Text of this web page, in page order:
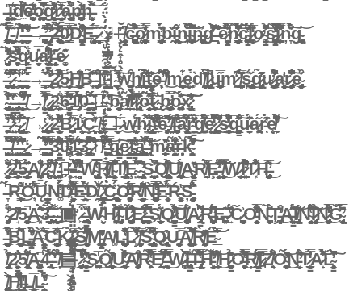
̶̧̨̳̝͕̲̭͙̎ì̶̛̤̹̼̯̣̠͓͖̙͍̭̑̌̌̾͐̋͠͠ḏ̸̫̓͌̎̐̀̇̈́͘͠e̶̬̮̹̺̗͍̜̹͔̺͙̜̫̭̦͗̏̒̔̾̈̏̏͘̕ǫ̴̼͙̪̬̓̅͆̅̇̐̇͝͠g̷̛͈͔̰̘͓͍̼̲̦̯̳̩̐̀̔͗̾̊̓͜͜ͅŗ̷̩͇̳͙͔͉̩̮͙̗͈̰͉̒̅̽̊͛̀̏͘͘͘͘ä̶̧̜̲̥̬̹̘̰̤͍̱̠̖́͑͊̉̐̚p̶̨̠̭̩̪͕̣͈̙̀̀̾͛͊̒̕h̶̩̺̝̘̥̬̀̋̏̈́͋͝
̸̡͇͚̜͓̝̬̭͔͍͍̺̏̑̊͗͗͑̅̈́̈́̃̈́͊̿͝ͅͅ ̵̻̲̝̦̖͉͕̺̽ ̸͍̰͑ ̵̩̞̙̼̬͆̇̀͌̒̄̀̐̊̃̽̒͘̚ ̶̠̗̫̮̤̯̻̼͆̋̎͛̓̋͗̏̐͌̕͠͝→̶̢̛̙̪̞̱̻̜̝͗̽͗͛̊̽̋̆̏͂̚ ̶̡̳̩̈́̆͐͂͌̇̋̆̋̀̀̐̀̓͘2̶̢̨̹̣̼͚̠̭̼͆̎̒̅̃́̈́̀̈́̽͜0̷͇͔͋̌̿̎̄Ḋ̴̡͎͓͔̺͔̪̳̓͆͒͒̀̾͊̓Ę̶̹͎͓̻̬̭̫̜̩͙̟͍̖̆̈́̅̂́̄͠ͅ ̷͉͙̞͇̻̈̌ͅ◌̷̠͈̞̺̫̯͎̮͔͚̝͓̠̒̒̀̈́̐̔͛̐͘͠͝⃞̶̧̨̨̭͎̥̖̝̼̖̥̝̯̤̋̆̕ͅ ̸̧̦̣̳̭̰̬̟͆̎͝c̶̢̡̯̣̖̝͕̱̥̜̱̩͍̮̪̅͒͊̑́̃̐͋͝ǫ̷͇̣̰͙̻͚̈́͐̎̾̓̿ͅm̴̡͎̹̗̻̩̼͇̠͖̀̓̏̈́͊́͘ͅb̵̗̊̏ḯ̵̢̲̰̭͈͕͍̗͕̫̭͕͌͐̍͗̋͜n̴̦̯̟̆̉̐͜͝i̴̧̡̱̖̦͚̗̲̺̱͌̀͒̃̑̈́̚͘͝͝n̶̨̢̫͚̩̞̪̜̙͈͉͉̯̬̘͐g̴̠͐̇̀̎̀̓̎̈̆͌̚͝͝͠͝ ̶̝̎͛͆̾̾ͅè̷̛̳̟̺̱̼̮͈͉͉̣̽͂̐̑̀̿̂̀̈́̾̋ͅn̷̡̬̜̩̬͇͇̱̼̭͙̘̟̗͙͋̓̇̂̊͊̉̅̉̃́͆͝c̴̳̪̥̩̖̠̅̄̇̃̋̊͗̅͌̊̔̈́͘͜l̷̮̞͚̅͋̋̈́̑̒̋̋͛ơ̴͚̳̘͕̹͎̾̂͑͆̄̂̈̉̽̚͜͝s̵̨͓͈̺̯͕̳̤̩̪̯̙̜̺̓̃̆́̓̒̾̽̐̉̌͘̕ͅi̷̞̠͖̙͕̖̙̥͇̰͌̑̃͛͑̾̾͒̿̎̌́̀͋̚ņ̴̞̐̐̉́̽̈́͂͑͠g̴̨̢͉̺͔̯͝
̷̡̮̦̗͎̮͎̻̺̞̬̽̈͊̽̓̃̒͌̅̕͝ͅs̴̟̼͎͚͕̻̆̀͋͌̒̐̅̉̉̿̂̅̕͜q̷̹̱̳̟̀͋̓u̷̬̫̼̟̩̿̇̎̊a̷̢̡͔̰͖͎̘̭̩̳̠͐͆̈́̑̅͒͐̍͆̒͝ͅr̶̨̜̮͉̥̤̯̝͂̊͗̅ͅe̷̮͚̬͔͊̎
̶̧̛͚̫̬̜̰͚͔̫̖̞̞̌̉̉̋͌̈̏͂̎̍̇͜͠͠ ̷̧̡̗̲̞̤͖̦͍͈̻͎͑̂̀͗̈́̑̀̍̽̈́̀̋͒͒̚ ̴̮́̀͌́̕ ̶̧̧̺̘̘͉͇̣̗̠̻̦̦͇̩̆̾͗ ̵̗̥̞̮͍̙̻̎̍̃̉͛̋́→̵̨̙͇̙̄͑̏̈́́̽̄̈́́ ̵̢̖̖̭̒̓͌́͐̀̈̚͜2̷̼̥͙̫͋̎́͋̈́͒͛̀̔̐̇̿͜͝5̷̬̗͔̱̱͚̈́͜F̸̼̱̺̤͇̞͔̺̮̭͖͙̺͕͋̔͆͐͝͝B̶̫̟̫͙̄̃̂̋̋̆̾̽͝ ̵̡̯̯̠̿͂̎̎͒̚◻̵̲̰͂̌̉̋̑̿͑̀̇͊̌ ̴̛̟̹͖̩̣̦͙̞̩̠͉̣̖̖́̑̅̇͐̑̽̚͠w̴͉̳̠̥͖͒̍̑ͅḥ̸̺͕̩͇͇̔ȋ̵͎̪̯̘̪̥͚͓͖̟̬͚͑̃͌̃̃͂̈́́͋̓͜͠͠t̴̰̳̣̗̱̻͑̑͛̏̑̄̇̊͘e̶̦̩̖͕͂̈́͆͌̕ ̸̛͔̒͑̑͛͒̈̓͒̐́̐̐̔͜m̷̨̧̘͚͔̣̠̲̞̺͋̾͜ę̴͚̟̗́̀́̈͘͘ͅď̸̨̩̙̰̗͚͈͎̎̂̀̀̂̓̎̑̉̔̕ī̷̢̻̖̖̻̣̪̙̻͔͓̤̹̃̎̈́̕̚u̵̩̯̼̙͚͍̜̙̲͓̰̅̋m̷̰̱͔̈͆̒͝ ̸̧̟̫͓̙͖̺̰͓͂̊͑̿̂̈́́̒͠ͅș̵̢̠̫̞̠̲̮͎̤̗̻͕͖̈́͐͜q̷̢̫̹̱̝̣͙̃̔̑̋̊ͅư̷̡͇̺̗̤̠̤̾͂͑̉̉̈́̌͋̊̚͘a̴͍̞̮̹͓͔̝͕̭̒̍͗͜r̷̨̡̖̘͙̭̥̹̯̟̯̦͋̄̾̆̆̐͊̏͋̚͠e̴̡̜̗͓͓̮̲̯͖͎͒͗̀
̴̡̨̢̯͉̪͖͇͖̖̒̊̉̏̉̐ ̵̨̳͖̤͇̔̈͊̅ ̵̡̺̠̳̠̫̩͔͓̹̟͎̖͚͍̏ ̶̨̨̛̦͉̖͔̠̦̥͇͙͍̤͛̊̄̎̈́̈́̎̐̈́̕ͅ ̸̤̹̉͆̂̃́̋̋͜↛̛̤̗͕͙̳̦̯̜̞̺̖̋̀̿̎̊͂͒̓͜ ̷̧̢̨̻̮̹̗̣̟͔̹͙̘̥̄͜2̴͔͈̰̫͋͂̕͜6̶̧̳̘̬̺̭̜͈͂͑͛́̿̈́̌͆̊̕̕͜͜1̸̡͂̓̏͂͆́̽̌̑̋̀̀̽́0̶̧̙̳͔̙͍̫̮̲̗̣̗̮͂̈́̇͂ ̴̪̗̩͔̘̳̝̜̈́̆̋̈́̃̍͘☐̴̘̟̞̦̘̮̘̲̭̩̙͛͊́͗̒̓̕͠ ̴̝͔̮̻̙̞͉͙̣͍͕̉̔̆̂͠b̴̡͚͍̻̟̠̫̦͍͐͋͑a̸̛̲̼͔͖͇͉̒̃͂͝l̷̟͑̈̉͆̔̓̀̈͋̀ͅļ̷̢̯̺̟̘͓̆̽͋̔̅͘͘o̶͈͍̜̝̗̜̼̬̬̝̥͍̟͊̃̇̃̽̚t̷̠̲͍̣̭̞͚̖̙͚̲̣̯̗̀͌͜ ̴̢̗̆b̵̧̡̧̧̛̪̠͇̪͔̘̤͎̦̖̉̿o̵͓̫̤̥̟̠̪̽́́̾̌͂̃͠ͅx̷̢̡͖͕̯͇͈̱͕͙̾̈̾̽̓̑͆̕͝͠
̶̼̫͖̥͔͖͚̙̙̓̀̐͊͗ ̷̣̹͇̀̍̉̌̊͌̃́̌̓̀̕̕͝͝ ̴̢̛͖̤̯͍͐̾̀͘͠͠ ̷̢̲̟͕̙͉̻̖̖̗̹͚̈́̂̐̉̋̈́͂̉͠ͅ ̸̭͙̓→̷̧̢̠̹̪̠̔ ̷̧̱͇̣̪̺̙̫̆͗́́͋͘͘͝2̵̨͎̠̮͕̤̤̩̰̽̄͛̈́͗̇̀͌̓̀̚͝B̷̹̭̰̫̙̭͎͔̪̖̅́̃͊̂ͅ1̷̞̩̝̼̝̯̖̉̒̌͜Ç̵̻̫̝̼͙̽̓̍͂̀͛ ̸̨̼͔̦̝̹͓̮̖̗̙̇⬜̶̮̠͎̩̂ ̷́̄͜w̶̨̰͉̖͖̖̫̣̖͈̹̉͗̆̑͘ͅh̷̢͎̼̤̿̀́̋̋̄̚͘͘͝ì̴̧̢̥̬̦̝̌͐̑͛̀͗̾̕͝t̴̛͍̲̅̅̊̒̍̒́͒̉̎̍̈́͘͝è̴̡͉̘͖͍͕̹͖̦̙̦̇̈͂̇̂̂̚̕̚͜͝͠ ̸̛̱͈̌̈́̎͝͝l̶̨̧̛̦̺̩̣͖̪̹͚̿̔͋̊͊̍͒͒̂͠á̴̢̧̢̡̞̗̼͎̣̻̘͎͋̀́͌̏̈̅͑́̔̂̓̀̐ͅr̴̛̳͙̀̓̓̋̿͒̔͘͘g̸͇͔͙̤̭̺͊̋͒̿̐̈́́͗́͑̉̑̂͝ͅę̷̢͇͍͔͔͔̠̮͍̩̣̙̟͉̀͌͂̇̈́̑͛͆̒͒ ̷͚̬̫̼̓̾̀̓̋̅̄͌̽̓̚͜s̷̨͖̼̰̦̣̤̭̲̲̼̭̐̒͋̽̾̒̿́̍̓̑̊̚͜q̵̨͉͔̝̫̝̭͇̙̦̩̟̳̪͙̐̋̅̽̐̂̾͠u̷̱̼̩͍̾͂́̈́̂ä̷̧̤͚̱́̆ŗ̵̓̀̇̀͊́̄͘ͅę̸̛̰̞͊̀̾͆̊̍̽̒̀̌̔̽͌͠ͅ
̶̣̟̺̻͔̥͋̌̉͌ ̸̨̝͖̲͌̈̎̈́̀̃͑̈͂̿ ̶̣̝̗̬̙̱̺̮̫̮̫̟̝͒̀̓͊̀̈͜ͅ ̵̖̠͕̞̹̉̆͂̏͆̔̾̾̚͘ ̷̡̦͚̼͇̖̥͉̠̒→̶̢̛̲̬͙̪̞̹͍̬̅̓͑̽̈͐̊́͒̃͌̃͝͝ ̵̡̡̼̰̬̹̖̙̝̙͊̔̈͌̿̑̆̈́̾̕͝͝ͅ3̵̙̳͓͉̊̓̾͒́̽̌͐͗̚͘̚̕͝͝0̵͕̪̿̌̾͋̇̀̕͠1̶͚̤̲̹͔̠͗̓̂̏͛̾̎̋̆́͠3̵̨̝̪͍͇̝͎̯̙̫͕̬̞̇̈́͒̋̾͋̎̆̾͑̐͝ͅ ̷͎͕͎̾̊͒̋̏̆̀͒̀͒͘̕͘͝〓̸̢̟̻̗̼̬̩̑͂̋͗̆̈́̔̅̚ͅ ̶̛͚͕̻͉͍̪̍̈́̈͑̊̿͛́̃͊̌̓̃͝g̵̹̙̣̮̟̹̺̜͙͈̭̳͐̾͜͠ͅe̷̬̟̯̯̤͙͕̳͊̎͜͜͝t̵̢̡̛̤̳̮͈͇̟̩̫̟̜̐͐̒̌̌͜͜͝ͅa̵̧̲͉͖̫͇͚̼̹̺̙͈͈͈͆̔͋͒̀͘͝ ̵̢̛̓̍̀̊́̚͝m̷̠̙̥̙͙̆̽̎̽ä̶̩̰̟̗̮̘̤͕̆̒̃̄͒̒̓̏̓r̵͎̞̜̝͎̙̀͛k̴̨̨̥̭̥̫͍͍̘͉͙̮̖͔̝̊́̓̒̈́͂̃̀͘̚̕͠
̷̧̜͕̰͖̘̥̰̮͖͉͈̣̇͗̈́̊͗̓̐͂̄̇̑̽͜2̶̹̹͇͔͔̘̮͍̭͒̅̇̃͂̆͐̈́̽͝5̶̨͇̤̥͙͓̮̮͔̏͂̽͐̆̆̀̆̉ͅA̸͕̘̳͎̪̟̹͉͗̐̍͋̕2̴͍̻̖̪̇̓̈́͗͌͌͒͘ ̸̨̣͉͎͉̱͗͊͊̽̔̎̄̀͌̓̌͜ ̵͚̘̪͓͉̯͍̹̳͔̹͍̓̀̿▢̶̥̹̼͚͕͍̘̓͛͒̀̏̈͂̇ͅ ̶̘̭̎̉̂̀̉̌̒̇͛̑̉̐̕̚ ̴̻̦̈́͂̉͋̔̈́̇̇̉̀̒́̚͝W̴̢͓̺̝̫͕͈͍̤̄̿̿̔̿́͊͝Ḩ̸̥͇̊̄̎I̴̦̮͓̮̭̳̖̹͙̙̜͖̅͋̊̐͆͛̋̎̅͘͝ͅT̸̢̡̛͕̩̘͓̞͇̗̓̍̄͑̔̓̎̆͛̐͑̕͘Ȩ̴͔̫̤̈́̄̅͆͛ͅ ̴̢̛̯̦̬̠̙̠̖͆̌͊̕S̵̙͙͇̺̠̲͙͎̹̰͔̼̻̰̀͒̽̍̚͠Q̸̢̨̳̘͍͇͕̱̪͈̖̤̣̽̋̍͒̍̔̉̔̐̋͝͠͝U̸̧̨͖̗͇̪̭̦̓̇́̓͜A̴̡̨̛̤̦̗̮̮̳̯͓͉̽̔̄̍R̸͉̺̖͑̐̽̾̀̀̅Ȩ̶͎͙̜͙̬̙͔̯̏̓̓̌͑͌̎͊̕͝͝ ̸̮̰̠͉̹͎̝͙̣͎̜̥̘͂̈̽̐͆̿̎̄̏͐̃͜͠͠W̷̙̦̭̠̞̖̯̜͊I̷̛͓̯͇̓̆̉́͗͋͛͒̄͆͝T̷̙͔̈̋̂͋̏̾̾͐́͝͝H̶̡̺̞̣̰̫̬̯͒̅̑̏̕͜͝ͅ
̶̞́̃͆͘R̴̥͇͎̭̩̥̩̟̱̥̐̇̑͌͜Ö̵͉̹́͊͐̈́̅͋͝Ų̴̣̳̮̠̟̱̭̳̈́ͅͅN̴͚̈́̌̋̈́̈́̓͗͝D̶̻̟̬͖͐͛̀̾͛͒̒͌́͌̔̿̀E̶̱̤̯̲͕͌͐̀͐̈́̔̀͊D̸̦̰̄̽͋̀͐͝ ̷̦̖̞̹͖͇̱̳͈̪̑̈́̑̓̆͜͜͜͜C̴̢̢̨̲̲͎̜͉͕̙̠̏̈́O̶͚͖͍̻͉̥͔̅̓̋̋́̅̽͛̒̆́̚R̸̲̟̮̝̰̦͙̣̱̼̍̆̾̎͌͂̋̄͋̇̚͝͠͠Ǹ̶̨̺̲͉͙͉̺̬̺͍̬̟͚̿̿̔͆͒̕È̵̹̮̥̩̈́̈͊̾̉̑Ŕ̵̜̫̝̘̩̭͓̹͑͑͝Ș̵̡̡̨̰͔̟̬̰̞̹̞͍̋͆̐̋́͘ͅ
̴̧̡̲͓̘̙̹̖͕͔̦͕̱̙̖̓͋̈́͑2̸̘̌̓͂̄5̵͚͈̜̭̮͔̥̰̼̙̚͜A̴͓͑̂̽͂̀̀̽̀͛͝͝3̶̡̰̼̻̱͇͍̯̦̃͗̅̽̏͘͝͝ ̴̢̫͕̹̠̤̥͓̀͋͌͜ ̵̜̗̰̱̕ͅ▣̵̛̤̤̔ ̷͖͒̍̿͘ ̶̢̫̼͇̳̪̲̆̊̚͘W̴͖̬̽̀̈́́̀̆͘͘H̷̛͖͖̲͕̩̤̫̣͚̞́̀̆͑̑̽͌̀͝͠͝͝I̴̡͓̖͍̺̝͈̲̱͍̲͋̄͛͝T̷̨̡̧͈̜̝̱̮̪̤͓̹̩̃̊͒̋̈̓̑͗͠͝E̷̛̯̻̪̬̻͓̣̦̪̙̟̜̜̗̓̑̐̑͜ ̶̩͔̞̲̝͉͚̤̣͚́̊͆̀̆͑͂̿̈́̋͐̚S̸̨̩̲͙̯̟̠̙̠̙̯̈́͐͛Q̷̨̥̬͖̮̝̗̤̬̭̪̳̎̄̇̉̔͑͋͋̽͋̓̓͘͜͝͠Ū̸̡̼̞͚͕̺͕̘̻̐̈́A̷̢̭̳̯͌͆̇̀̍̕R̶͎̱̟̫̪̗̻͔͆̽̈́̏̅̂̕͘E̶͔̯̪͓̾̂͊ ̷̛̱͍̍̔̈́̑͌͘Č̷̦̮̪̱̻͕̺̟͚̱͗O̵̦̞̹̼̹̞̬̝̱̜̱̯̘͊͛̊̽̿͋̈̏̍̉̒̐͘̕N̴̬̞͙̪̊̈́̐̃Ţ̵̦͕͈̪̥̣̘͔̞̓͗͒̓̐̕͜ͅA̶̗̭̰͈̳͓̱̟̼̼͑̑̈̋̌̈́͋͊͝I̸̢͎̻̼̤̗̩̮̼͑̎̐͛͐͘͝N̴̻̬̤̘̗̜̽́̽̔͐̑̑̅̑̆͌́̐̚͠Ï̷̡̞̯̩̮͖̗͑̉̑͂̽̎̄͜͝N̷̡̨̼͈̲̰̭͍͗̓͒̄̉͋̔̍̓̈́̿͑̈́̚͜Ǧ̴̨̢̛̬̟̼̱͍̩̏͑̿̌̃̿̏̈́̉̂̇
̶̨̧̘̠͍̲̺̝͖̣̭͖͕̞͖͒̿̈́̓̀̒̐͝B̵̧̼͈̙͚̘͎̠͖̲̭̩̋̅́̑̅͆͜L̵̛̤̙͉̳̫̺̼̦͚͇͍̭̣̯̍̌͒̑̆̒̊̈́̀̽͊̕͘͠ͅÀ̴̛̘͉̤̖͈̖̳̯̦̗̄̉̏̾̿̏̌͝C̶̨͈̲̻̟̤̺̭̜̙̹̖͍̔̅͗͋̆̿̄K̷̨̨͈̬̻̺̗͇̟͔̼̯̀͛͗̃͘ ̷̧̗̼̰̗̩͎͎̦͍̭͓̝̋̌̊̅̽̇͜ͅŠ̸̮̘͍͓͓̗̘̫̹̌̌͒͗̈́͆̋̒̑̂̈́͐̚̕M̵̧̨̛͓͉̲͇̦͚̮̳̙̑̄̔̓͐̌͗̆̒͂̕A̸͚̓L̵̛̝̹̠̠͉̙̗̝̺͈͖̠̞͖̽̒̑͋̏̇̽̚͝L̷̝̀̌̆͒̓̃̈̕͘͝ ̸̛͓̰̝̣̫͍͎̖͓̟͙̈̉̔̿́̍͠S̴̢̱͍̲̙̯̻͔͖̦͇̐͌̌̀̏͐͐̐̀̓̅̐̃́Q̷̢̢̣͕͖̩̖̥̍̂̑͑U̵̯̱̬̞̩̻̖̫̘̟̬̿̇͠Ą̸̧̲̜͙͍̭̼̫͖̥͈͇͖͎͌͊́̿̀̋͆̃̈́̈́̊́͠Ȑ̸͖͕̦̗͓̰̰͊̓̋̒Ë̴̲̲̀̅̏̌̃͂̀̊͝͝͝
̸̢̘͎̬̯̝͙̓̔̉͗̆͝͝2̷͖̘̞̳̟̗̙̝̩͕͔̐5̸̧̧̢̮̱̭͙̼̱̘̈́͛͌̆̾̎͝͝Ą̴̧̡̬̳͚͉͍͉͔̙̖͆4̵̢̰̟͋̈́̈́̂̑͗̃͠͝ ̵̱͐̈́̓̔͐ ̸̦̄͊̃͑̏̉̆▤̶̝̘̣͇͚̻̹̒͋͋͊͊͑̆̒̈͂̈̆̅͠ ̷̡̧͖̦͍̞̼͚̗͚͚͉̦̲́͗̒̀̓̎̉̿͘̕͜ ̴͚̙͕̮̳͇̖̞̈́̉̂̓̀̽S̷̫̤̼͕̼̫̪͉̅̍̍͜ͅQ̸̧̻̹͇̙̦͙͚̎̏͗̃͜ͅU̴͈̼̖̣͇̥̗͎̫͚̎̾͑̈̂̐̄̏̓̓̌̑̀͠ͅA̸̡̦͚̜̭̣̼͎̥̩̯̙̱͒͗̒̕R̴̜̯̙̗̥͕̿̐̏̍͒̉̋̃̔͋͝Ë̸̛͇̘̲̰̠̺̭̺͖̘̗̣́̽́̽͑̂̅̈́̕ ̶͓͎͉͙̍̈́̄̿́̀͐͐̌̋̀̚͜W̷̦̪̬͛̂̀̇̚Ị̶̢͙̺̳͚̱̗̹̹̺̖̳̼̗͊̆͋T̶̢͔̗̝͍̲̔́̿̂͌̏͐͋̿̏̌̃̾̚͝H̵̛̤͔͓͕̘̮͋̔̃͊̽͌̚̕͘ͅ ̸̘̠̦̥̔̎͗͌͜͝H̷̻̙͚̯̭̣̘̪̣͉̼̳̱̰̫̏̂̍̏̑̎̉̊͗͝O̶͓͚̞̥̫̻͆̂̔̉͑̿͊̈̀̉̊̅͜͠͝Ŗ̸̛̬̭̼̣̩͇͍̝͖̳̟̘̌͐̄̈́̑͑̌̂̂̈́̍͊Į̷̪̾͗̿̎̑Z̸̜̭͕̖͉͒̄̎̂̈́ͅO̴͈̩͍͈͚̺̠̽̓̃͊́̈͘͜͝N̵̛͔͍̬͑̂̽͒̏́͠T̷͇̣̳̘̮̘̬͔͈̹̞̠̗̒̾̿́̊̓A̷̟̽̾̾̉͌́̉̑́͝͝Ĺ̴̨̧͈̙̖̮̟̜̥̳͈̓̈̀̚͠
̸̢̨̩̮̠̪͍͙̱̟̱̦̗̰͐̀̀̏̆̇̀͜͝F̸̠̖̭̹̽͗͌̏̔͒̌̎͑̂̓̾̕̚I̶̡̱̝̞̙̜͇̼̋̔̏͑̓̀̂L̸̖͔̮̱̹̩̘̞͕̘̟̱̲͉̿ͅL̴̛̜̩̭̤͑̊͊̈̔̐̀̊̐̉̓̕͠